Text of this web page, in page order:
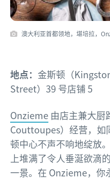
澳大利亚首都领地，堪培拉，
地点： 金斯顿（
Street）39 号店铺 5
Onzieme 由店主兼大
Couttoupes）经营，如
顿中心不声不响地绽放
上堆满了令人垂涎欲滴
一景。在 Onzieme，你